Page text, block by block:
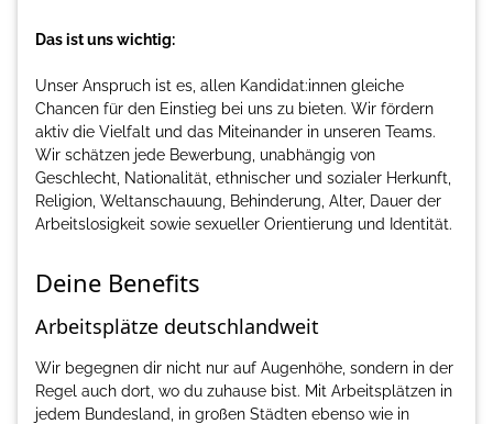
Das ist uns wichtig:
Unser Anspruch ist es, allen Kandidat:innen gleiche
Chancen für den Einstieg bei uns zu bieten. Wir fördern
aktiv die Vielfalt und das Miteinander in unseren Teams.
Wir schätzen jede Bewerbung, unabhängig von
Geschlecht, Nationalität, ethnischer und sozialer Herkunft,
Religion, Weltanschauung, Behinderung, Alter, Dauer der
Arbeitslosigkeit sowie sexueller Orientierung und Identität.
Deine Benefits
Arbeitsplätze deutschlandweit
Wir begegnen dir nicht nur auf Augenhöhe, sondern in der
Regel auch dort, wo du zuhause bist. Mit Arbeitsplätzen in
jedem Bundesland, in großen Städten ebenso wie in